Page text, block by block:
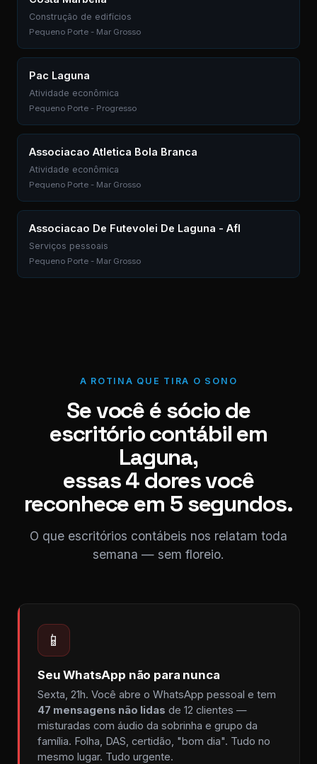
Construção de edifícios
Pequeno Porte - Mar Grosso
Pac Laguna
Atividade econômica
Pequeno Porte - Progresso
Associacao Atletica Bola Branca
Atividade econômica
Pequeno Porte - Mar Grosso
Associacao De Futevolei De Laguna - Afl
Serviços pessoais
Pequeno Porte - Mar Grosso
A ROTINA QUE TIRA O SONO
Se você é sócio de
escritório contábil em
Laguna,
essas 4 dores você
reconhece em 5 segundos.
O que escritórios contábeis nos relatam toda
semana — sem floreio.
📱
Seu WhatsApp não para nunca
Sexta, 21h. Você abre o WhatsApp pessoal e tem
47 mensagens não lidas de 12 clientes —
misturadas com áudio da sobrinha e grupo da
família. Folha, DAS, certidão, "bom dia". Tudo no
mesmo lugar. Tudo urgente.